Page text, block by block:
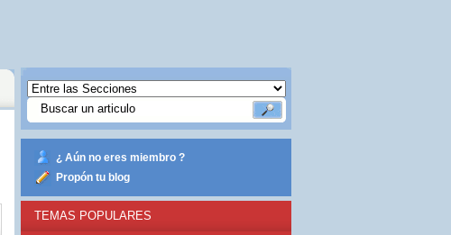
¿ Aún no eres miembro ?
Propón tu blog
TEMAS POPULARES